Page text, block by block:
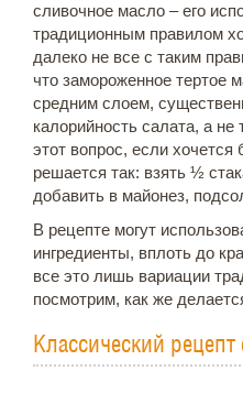
сливочное масло – его
традиционным правилом
далеко не все с таким
что замороженное тертое
средним слоем,
калорийность салата, а не
этот вопрос, если
решается так: взять ½
добавить в майонез,
В рецепте могут
ингредиенты, вплоть до
все это лишь вариации
посмотрим, как же
Классический